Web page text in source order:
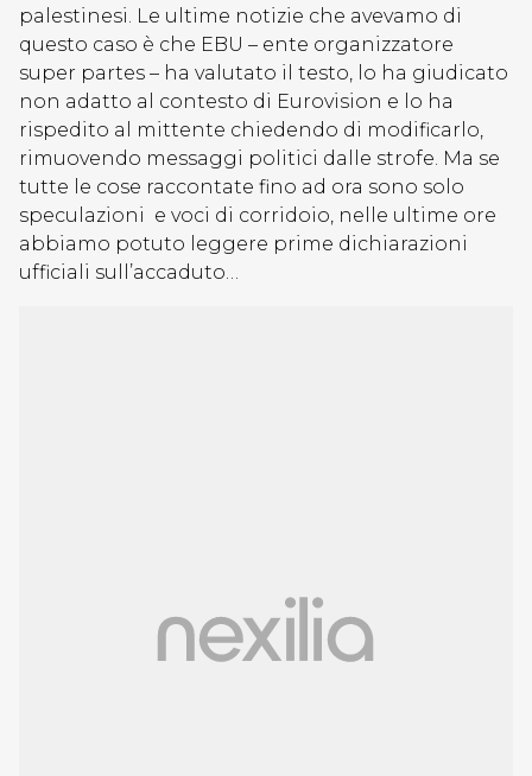
palestinesi. Le ultime notizie che avevamo di
questo caso è che EBU – ente organizzatore
super partes – ha valutato il testo, lo ha giudicato
non adatto al contesto di Eurovision e lo ha
rispedito al mittente chiedendo di modificarlo,
rimuovendo messaggi politici dalle strofe. Ma se
tutte le cose raccontate fino ad ora sono solo
speculazioni e voci di corridoio, nelle ultime ore
abbiamo potuto leggere prime dichiarazioni
ufficiali sull’accaduto…